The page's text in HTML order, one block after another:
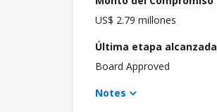
US$ 2.79 millones
Última etapa alcanzada
Board Approved
Notes